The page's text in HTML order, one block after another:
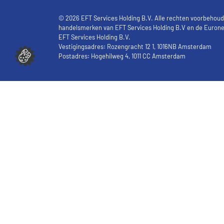
© 2026 EFT Services Holding B.V. Alle rechten
handelsmerken van EFT Services Holding B.V en de
EFT Services Holding B.V.
Vestigingsadres: Rozengracht 12 1, 1016NB Amsterdam
Postadres: Hogehilweg 4, 1011 CC Amsterdam